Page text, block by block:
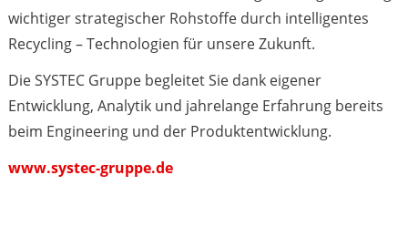
wichtiger strategischer Rohstoffe durch intelligentes
Recycling – Technologien für unsere Zukunft.
Die SYSTEC Gruppe begleitet Sie dank eigener
Entwicklung, Analytik und jahrelange Erfahrung bereits
beim Engineering und der Produktentwicklung.
www.systec-gruppe.de